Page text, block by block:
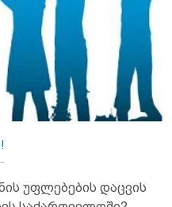
უფლებების დაცვის